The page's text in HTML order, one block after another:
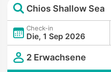
Chios Shallow Sea
Check-in
Die, 1 Sep 2026
2 Erwachsene